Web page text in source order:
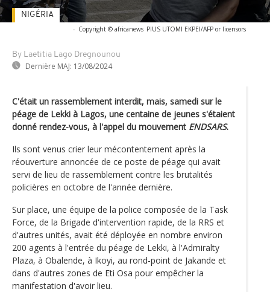
- Copyright © africanews PIUS UTOMI EKPEI/AFP or licensors
By Laetitia Lago Dregnounou
Dernière MAJ: 13/08/2024
NIGÉRIA
C'était un rassemblement interdit, mais, samedi sur le
péage de Lekki à Lagos, une centaine de jeunes s'étaient
donné rendez-vous, à l'appel du mouvement ENDSARS.
Ils sont venus crier leur mécontentement après la
réouverture annoncée de ce poste de péage qui avait
servi de lieu de rassemblement contre les brutalités
policières en octobre de l'année dernière.
Sur place, une équipe de la police composée de la Task
Force, de la Brigade d'intervention rapide, de la RRS et
d'autres unités, avait été déployée en nombre environ
200 agents à l'entrée du péage de Lekki, à l'Admiralty
Plaza, à Obalende, à Ikoyi, au rond-point de Jakande et
dans d'autres zones de Eti Osa pour empêcher la
manifestation d'avoir lieu.